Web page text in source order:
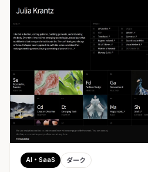
AI・SaaS ダーク